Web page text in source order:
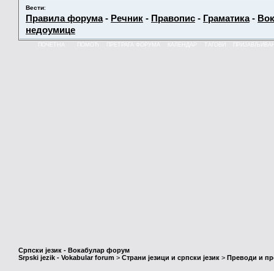
Вести:
Правила форума- Речник - Правопис - Граматика-
недоумице
КАЛЕНДАР
Српски језик - Вокабулар форум
Srpski jezik - Vokabular forum > Страни језици и српски језик > Преводи и